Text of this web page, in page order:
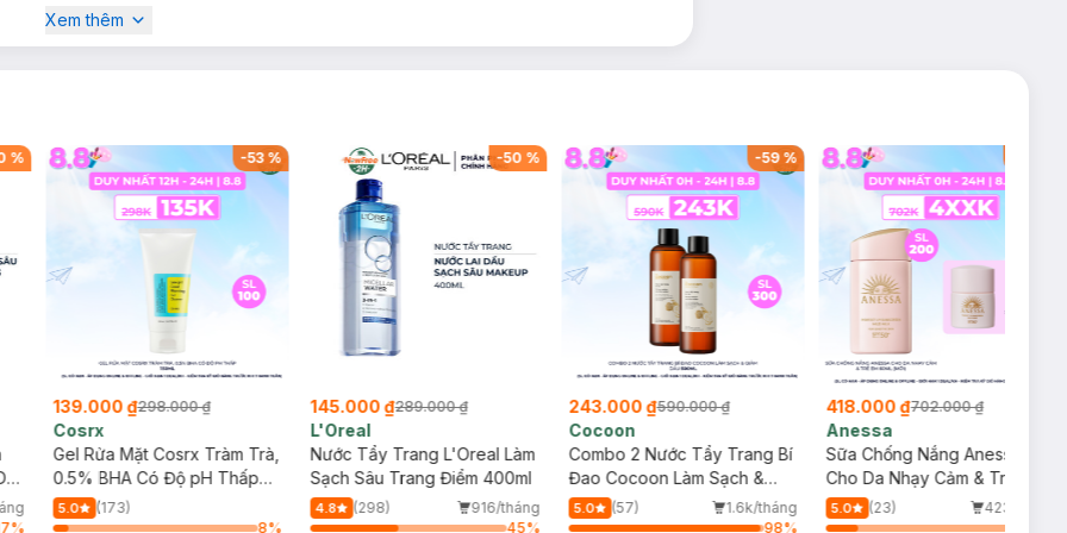
Xem thêm
%
%
-53%
139.000 ₫298.000 ₫
Cosrx
Gel Rửa Mặt Cosrx Tràm Trà,
0.5% BHA Có Độ pH Thấp
150ml
5.0
(173)
8%
-50 %
145.000 ₫289.000 ₫
L'Oreal
Nước Tẩy Trang L'Oreal Làm
Sạch Sâu Trang Điểm 400ml
4.8 (298)
916/tháng
45%
-59%
243.000 ₫590.000 ₫
Cocoon
Combo 2 Nước Tẩy Trang Bí
Đao Cocoon Làm Sạch &
Giảm Dầu 500ml
5.0 (57)
1.6k/tháng
98%
418.000 ₫702.000 ₫
Anessa
Sữa Chống Nắng Anessa
Cho Da Nhạy Cảm & Trẻ Em
60ml (Mới)
5.0 (23)
423/tháng